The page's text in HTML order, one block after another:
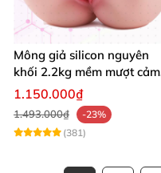
Mông giả silicon nguyên
khối 2.2kg mềm mượt cảm
giác thật
1.150.000₫
1.493.000₫
-23%
(381)